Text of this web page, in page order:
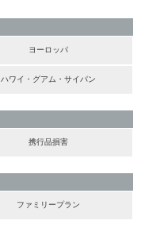
ヨーロッパ
ハワイ・グアム・サイパン
携行品損害
ファミリープラン